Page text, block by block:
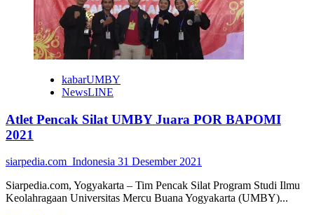
kabarUMBY
NewsLINE
Atlet Pencak Silat UMBY Juara POR BAPOMI
2021
siarpedia.com_Indonesia 31 Desember 2021
Siarpedia.com, Yogyakarta – Tim Pencak Silat Program Studi Ilmu
Keolahragaan Universitas Mercu Buana Yogyakarta (UMBY)...